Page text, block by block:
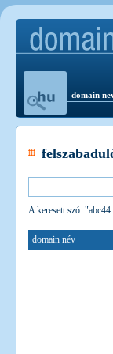
domain
A keresett szó:
domain név